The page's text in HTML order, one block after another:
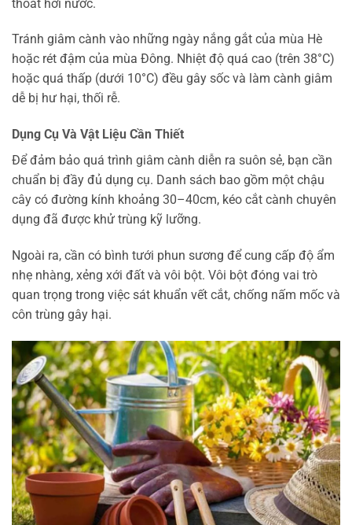
thoát hơi nước.
Tránh giâm cành vào những ngày nắng gắt của mùa Hè
hoặc rét đậm của mùa Đông. Nhiệt độ quá cao (trên 38°C)
hoặc quá thấp (dưới 10°C) đều gây sốc và làm cành giâm
dễ bị hư hại, thối rễ.
Dụng Cụ Và Vật Liệu Cần Thiết
Để đảm bảo quá trình giâm cành diễn ra suôn sẻ, bạn cần
chuẩn bị đầy đủ dụng cụ. Danh sách bao gồm một chậu
cây có đường kính khoảng 30–40cm, kéo cắt cành chuyên
dụng đã được khử trùng kỹ lưỡng.
Ngoài ra, cần có bình tưới phun sương để cung cấp độ ẩm
nhẹ nhàng, xẻng xới đất và vôi bột. Vôi bột đóng vai trò
quan trọng trong việc sát khuẩn vết cắt, chống nấm mốc và
côn trùng gây hại.